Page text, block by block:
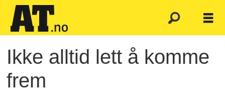
Ikke alltid lett å komme
frem